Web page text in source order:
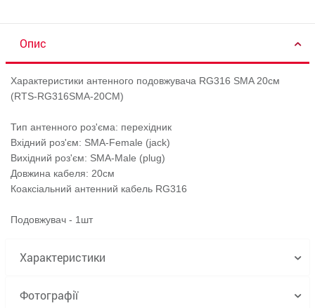
Опис
Характеристики антенного подовжувача RG316 SMA 20см
(RTS-RG316SMA-20CM)
Тип антенного роз'єма: перехідник
Вхідний роз'єм: SMA-Female (jack)
Вихідний роз'єм: SMA-Male (plug)
Довжина кабеля: 20см
Коаксіальний антенний кабель RG316
Подовжувач - 1шт
Характеристики
Фотографії